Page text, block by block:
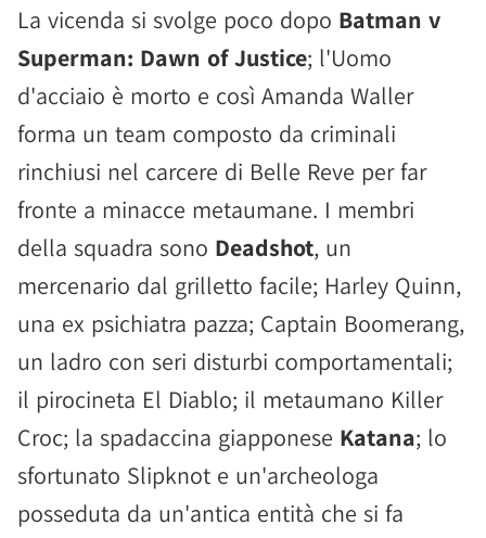
La vicenda si svolge poco dopo Batman v
Superman: Dawn of Justice; l'Uomo
d'acciaio è morto e così Amanda Waller
forma un team composto da criminali
rinchiusi nel carcere di Belle Reve per far
fronte a minacce metaumane. I membri
della squadra sono Deadshot, un
mercenario dal grilletto facile; Harley Quinn,
una ex psichiatra pazza; Captain Boomerang,
un ladro con seri disturbi comportamentali;
il pirocineta El Diablo; il metaumano Killer
Croc; la spadaccina giapponese Katana; lo
sfortunato Slipknot e un'archeologa
posseduta da un'antica entità che si fa